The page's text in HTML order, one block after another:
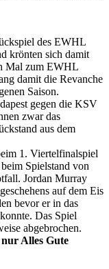
des EWHL
krönten sich damit
Mal zum EWHL
damit die Revanche
Saison.
gegen die KSV
zwar das
aus dem
1. Viertelfinalspiel
Spielstand von
Jordan Murray
auf dem Eis
bevor er in das
Das Spiel
abgebrochen.
Alles Gute